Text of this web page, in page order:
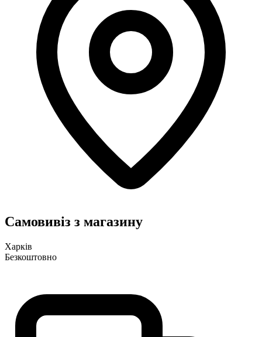
Самовивіз з магазину
Харків
Безкоштовно